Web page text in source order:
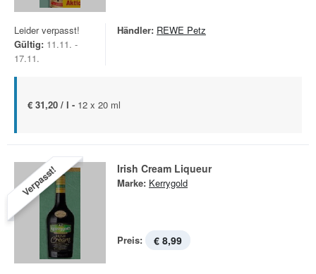
Leider verpasst!
Gültig: 11.11. -
17.11.
Händler: REWE Petz
€ 31,20 / l - 12 x 20 ml
Verpasst! Irish Cream Liqueur
Marke: Kerrygold
Preis: € 8,99